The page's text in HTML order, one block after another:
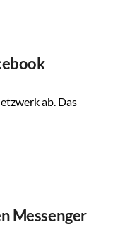
ab. Das
Messenger